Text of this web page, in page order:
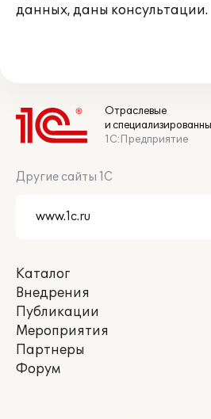
данных, даны консультации.
Отраслевые
и
1С:Предприятие
Другие сайты 1С
Каталог
Внедрения
Публикации
Мероприятия
Партнеры
Форум